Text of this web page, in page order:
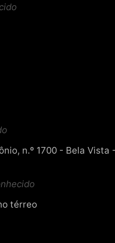
n.º 1700 - Bela
térreo